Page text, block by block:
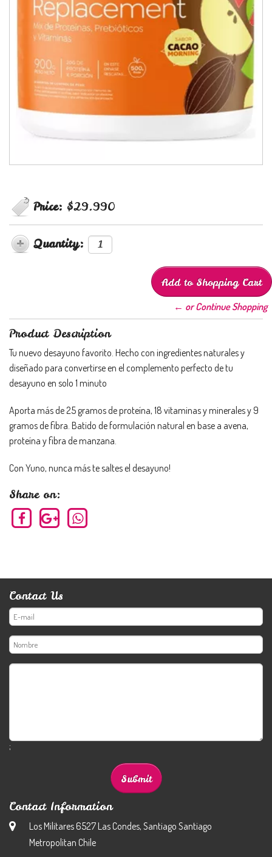
Price: $29.990
Quantity:
← or Continue Shopping
Product Description
Tu nuevo desayuno favorito. Hecho con ingredientes naturales y
diseñado para convertirse en el complemento perfecto de tu
desayuno en solo 1 minuto
Aporta más de 25 gramos de proteína, 18 vitaminas y minerales y 9
gramos de fibra. Batido de formulación natural en base a avena,
proteína y fibra de manzana.
Con Yuno, nunca más te saltes el desayuno!
Share on:
Contact Us
;
Contact Information
Los Militares 6527 Las Condes, Santiago Santiago
Metropolitan Chile